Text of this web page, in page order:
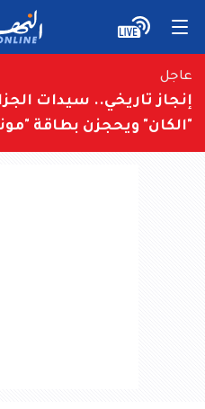
عاجل
إنجاز تاريخي.. سيدات
"الكان" ويحجزن بطاقة